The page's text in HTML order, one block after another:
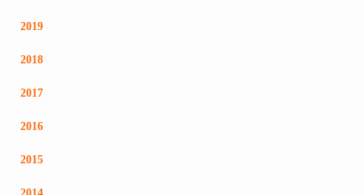
2019
2018
2017
2016
2015